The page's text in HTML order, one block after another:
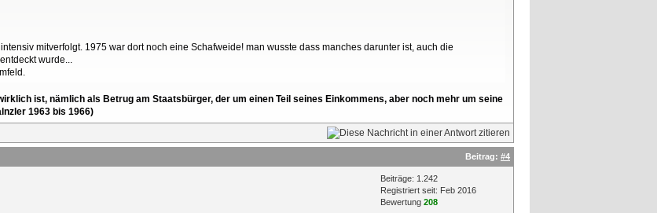
mitverfolgt. 1975 war dort noch eine Schafweide! man wusste dass manches darunter ist, auch die
wurde...
ist, nämlich als Betrug am Staatsbürger, der um einen Teil seines Einkommens, aber noch mehr um seine
1963 bis 1966)
Beitrag: #4
Beiträge: 1.242
Registriert seit: Feb 2016
Bewertung 208